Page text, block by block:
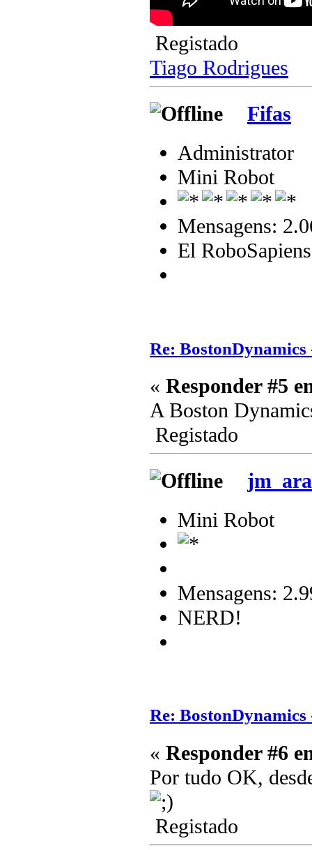
Registado
Tiago Rodrigues
Fifas
Administrator
Mini Robot
Mensagens:
El RoboSapiens
Re:
« Responder #5
A Boston
Registado
Mini Robot
Mensagens:
NERD!
Re:
« Responder #6
Por tudo OK,
Registado